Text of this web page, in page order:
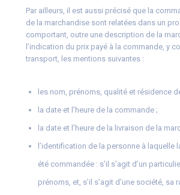
Par ailleurs, il est aussi précisé que la
de la marchandise sont relatées dans un
comportant, outre une description de la
l’indication du prix payé à la commande, y
transport, les mentions suivantes :
les nom, prénoms, qualité et résidence
la date et l’heure de la commande ;
la date et l’heure de la livraison de la
l’identification de la personne à laquelle
été commandée : s’il s’agit d’un
prénoms, et, s’il s’agit d’une société, sa